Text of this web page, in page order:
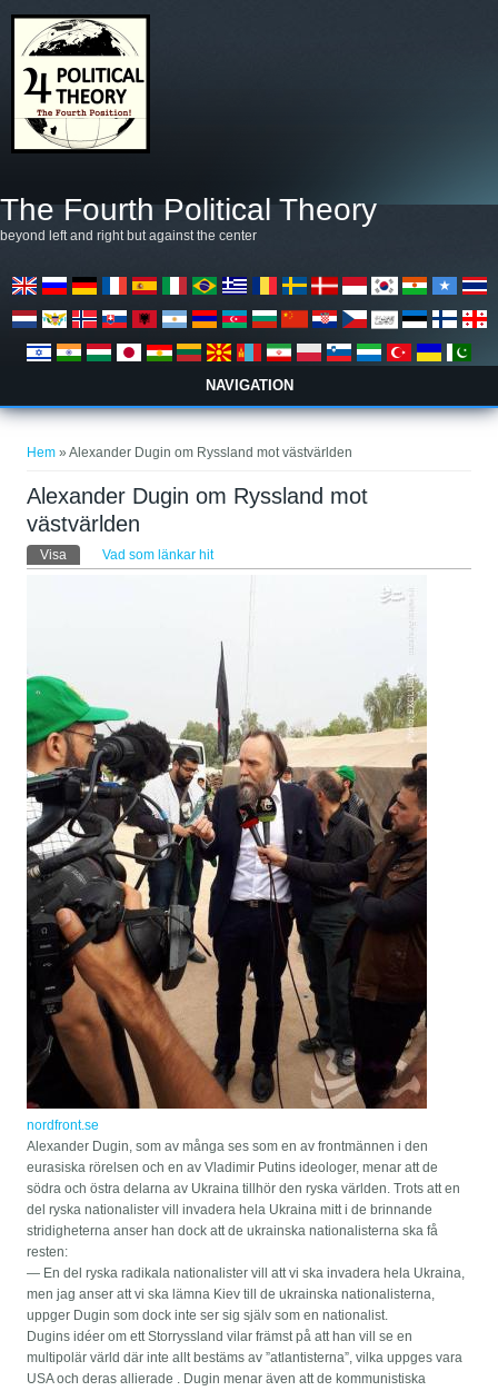
The Fourth Political Theory
beyond left and right but against the center
NAVIGATION
Hem » Alexander Dugin om Ryssland mot västvärlden
Alexander Dugin om Ryssland mot
västvärlden
Primära flikar
Visa (aktiv flik)Vad som länkar hit
nordfront.se
Alexander Dugin, som av många ses som en av frontmännen i den
eurasiska rörelsen och en av Vladimir Putins ideologer, menar att de
södra och östra delarna av Ukraina tillhör den ryska världen. Trots att en
del ryska nationalister vill invadera hela Ukraina mitt i de brinnande
stridigheterna anser han dock att de ukrainska nationalisterna ska få
resten:
— En del ryska radikala nationalister vill att vi ska invadera hela Ukraina,
men jag anser att vi ska lämna Kiev till de ukrainska nationalisterna,
uppger Dugin som dock inte ser sig själv som en nationalist.
Dugins idéer om ett Storryssland vilar främst på att han vill se en
multipolär värld där inte allt bestäms av ”atlantisterna”, vilka uppges vara
USA och deras allierade . Dugin menar även att de kommunistiska